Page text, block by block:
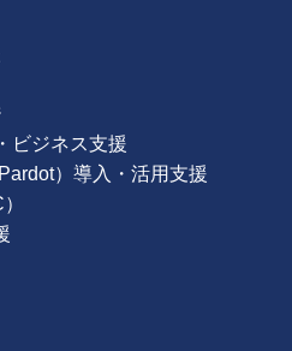
ビジネス支援
）導入・活用支援